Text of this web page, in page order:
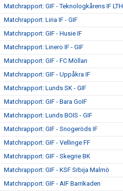
Matchrapport: GIF - Teknologkårens IF LTH
Matchrapport: Liria IF - GIF
Matchrapport: GIF - Husie IF
Matchrapport: Linero IF - GIF
Matchrapport: GIF - FC Möllan
Matchrapport: GIF - Uppåkra IF
Matchrapport: Lunds SK - GIF
Matchrapport: GIF - Bara GoIF
Matchrapport: Lunds BOIS - GIF
Matchrapport: GIF - Snogeröds IF
Matchrapport: GIF - Vellinge FF
Matchrapport: GIF - Skegrie BK
Matchrapport: GIF - KSF Srbija Malmö
Matchrapport: GIF - AIF Barrikaden